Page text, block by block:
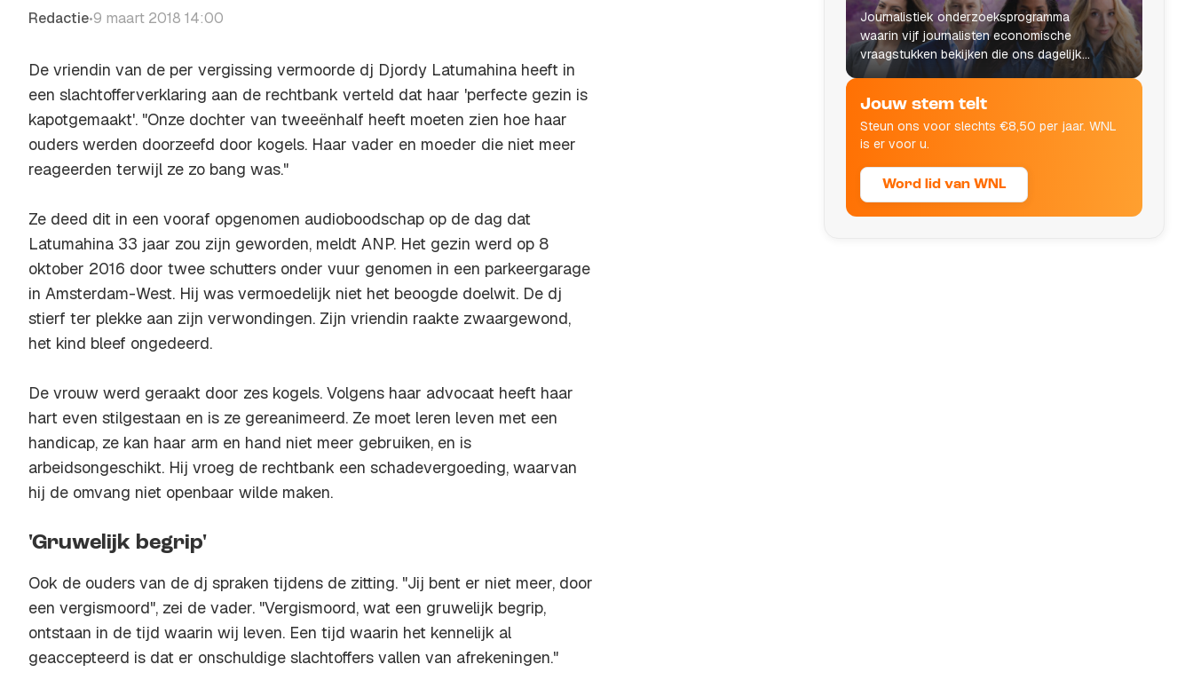
Redactie•9 maart 2018 14:00
De vriendin van de per vergissing vermoorde dj Djordy Latumahina heeft in
een slachtofferverklaring aan de rechtbank verteld dat haar 'perfecte gezin is
kapotgemaakt'. "Onze dochter van tweeënhalf heeft moeten zien hoe haar
ouders werden doorzeefd door kogels. Haar vader en moeder die niet meer
reageerden terwijl ze zo bang was."
Ze deed dit in een vooraf opgenomen audioboodschap op de dag dat
Latumahina 33 jaar zou zijn geworden, meldt ANP. Het gezin werd op 8
oktober 2016 door twee schutters onder vuur genomen in een parkeergarage
in Amsterdam-West. Hij was vermoedelijk niet het beoogde doelwit. De dj
stierf ter plekke aan zijn verwondingen. Zijn vriendin raakte zwaargewond,
het kind bleef ongedeerd.
De vrouw werd geraakt door zes kogels. Volgens haar advocaat heeft haar
hart even stilgestaan en is ze gereanimeerd. Ze moet leren leven met een
handicap, ze kan haar arm en hand niet meer gebruiken, en is
arbeidsongeschikt. Hij vroeg de rechtbank een schadevergoeding, waarvan
hij de omvang niet openbaar wilde maken.
'Gruwelijk begrip'
Ook de ouders van de dj spraken tijdens de zitting. "Jij bent er niet meer, door
een vergismoord", zei de vader. "Vergismoord, wat een gruwelijk begrip,
ontstaan in de tijd waarin wij leven. Een tijd waarin het kennelijk al
geaccepteerd is dat er onschuldige slachtoffers vallen van afrekeningen."
Journalistiek onderzoeksprogramma
waarin vijf journalisten economische
vraagstukken bekijken die ons dagelijks
leven raken.
Jouw stem telt
Steun ons voor slechts €8,50 per jaar. WNL
is er voor u.
Word lid van WNL